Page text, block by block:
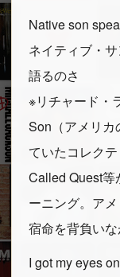
Native son
ネイティブ・
語るのさ
※リチャード・
Son（アメリカ
ていたコレク
Called Quest等
ーニング。ア
宿命を背負いな
I got my eyes